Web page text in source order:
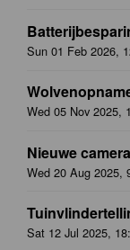
Sun 01 Feb 2026,
Wed 05 Nov 2025,
Nieuwe camera
Wed 20 Aug 2025,
Sat 12 Jul 2025,